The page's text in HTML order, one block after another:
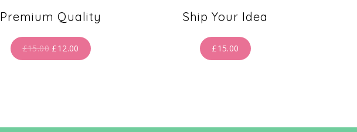
Premium Quality
£15.00 £12.00
Ship Your Idea
£15.00